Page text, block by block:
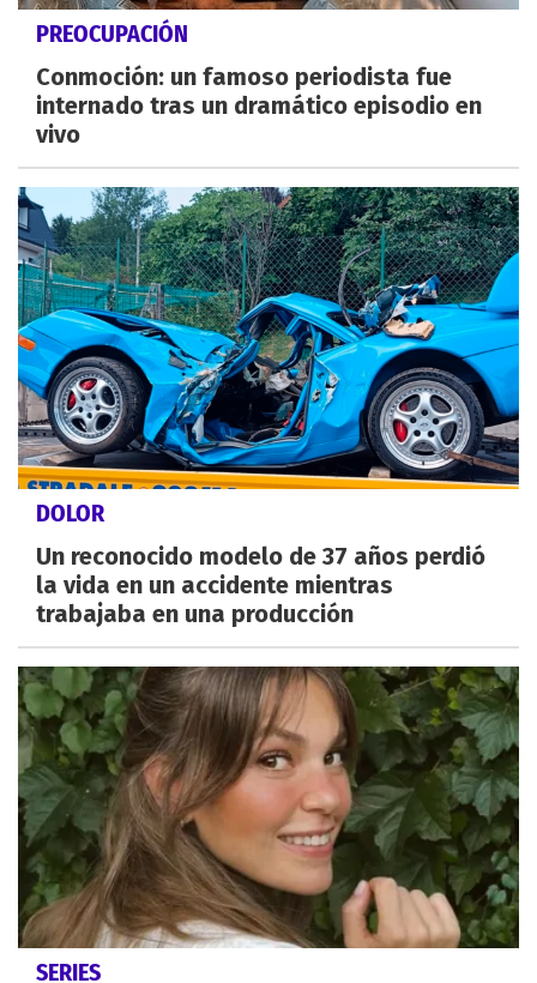
PREOCUPACIÓN
Conmoción: un famoso periodista fue
internado tras un dramático episodio en
vivo
DOLOR
Un reconocido modelo de 37 años perdió
la vida en un accidente mientras
trabajaba en una producción
SERIES